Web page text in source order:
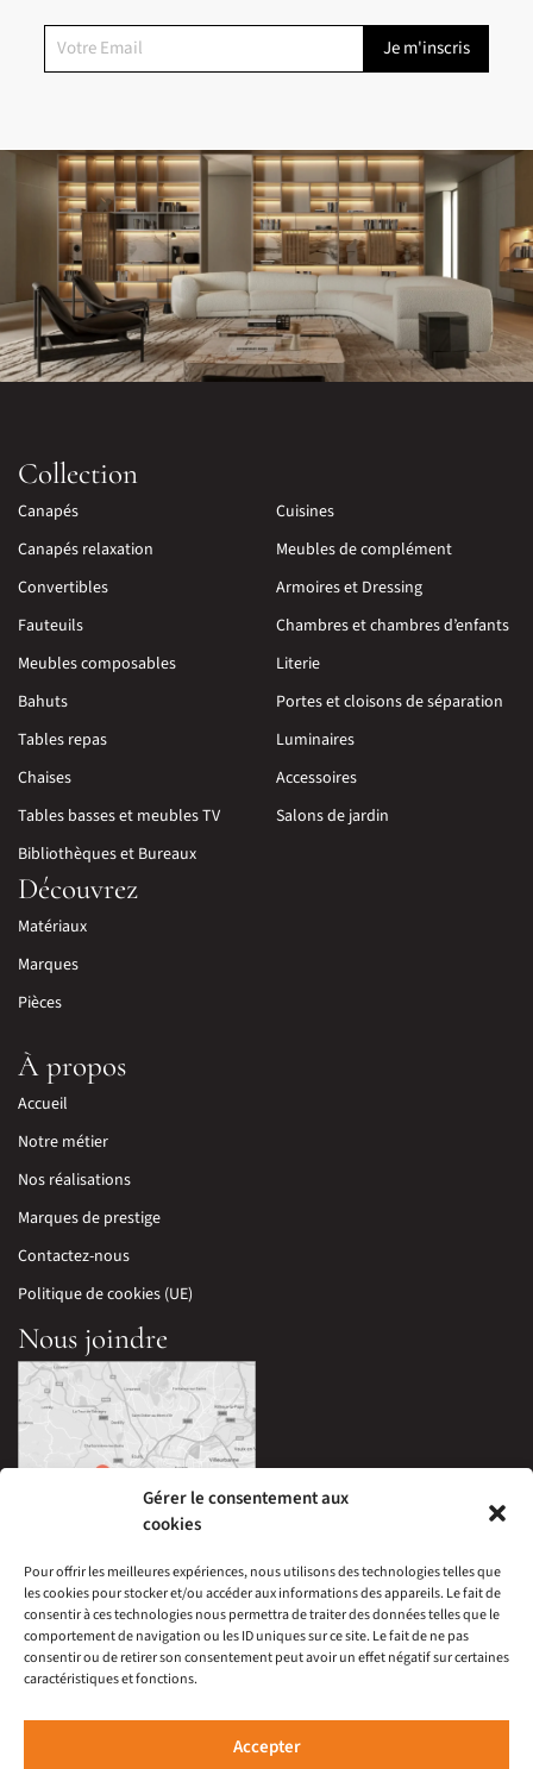
Gérer le consentement aux
cookies
Pour offrir les meilleures expériences, nous utilisons des technologies telles que
les cookies pour stocker et/ou accéder aux informations des appareils. Le fait de
consentir à ces technologies nous permettra de traiter des données telles que le
comportement de navigation ou les ID uniques sur ce site. Le fait de ne pas
consentir ou de retirer son consentement peut avoir un effet négatif sur certaines
caractéristiques et fonctions.
Accepter
Collection
Canapés
Canapés relaxation
Convertibles
Fauteuils
Meubles composables
Bahuts
Tables repas
Chaises
Tables basses et meubles TV
Bibliothèques et Bureaux
Cuisines
Meubles de complément
Armoires et Dressing
Chambres et chambres d’enfants
Literie
Portes et cloisons de séparation
Luminaires
Accessoires
Salons de jardin
Découvrez
Matériaux
Marques
Pièces
À propos
Accueil
Notre métier
Nos réalisations
Marques de prestige
Contactez-nous
Politique de cookies (UE)
Nous joindre
33 Avenue Edouard Millaud,
69290 Craponne, France
04 78 57 05 60
À 15 minutes du centre-ville de Lyon
Ouverture :
Mardi au Samedi : 9h30-12h00 et 14h-19h